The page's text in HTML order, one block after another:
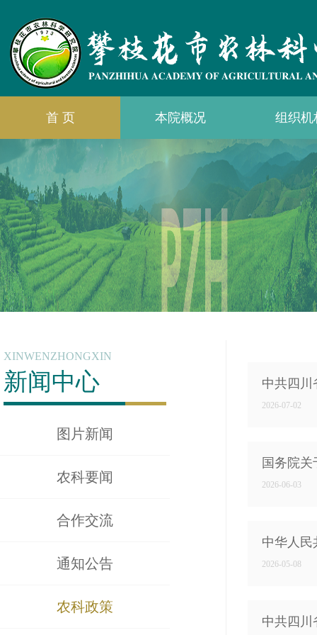
首 页 本院概况 组织机
XINWENZHONGXIN
新闻中心
图片新闻
农科要闻
合作交流
通知公告
农科政策
中共四川
2026-07-02
国务院
2026-06-03
中华人民
2026-05-08
中共四川